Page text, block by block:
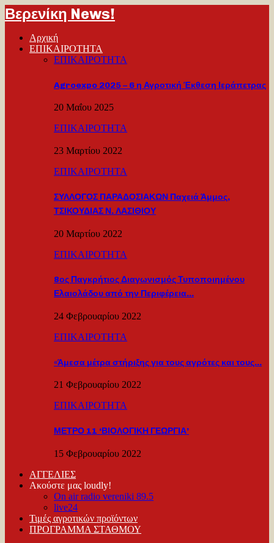
Βερενίκη News!
Αρχική
ΕΠΙΚΑΙΡΟΤΗΤΑ
ΕΠΙΚΑΙΡΟΤΗΤΑ
Agroexpo 2025 – 6 η Αγροτική Έκθεση Ιεράπετρας
20 Μαΐου 2025
ΕΠΙΚΑΙΡΟΤΗΤΑ
23 Μαρτίου 2022
ΕΠΙΚΑΙΡΟΤΗΤΑ
ΣΥΛΛΟΓΟΣ ΠΑΡΑΔΟΣΙΑΚΩΝ Παχειά Άμμος,
ΤΣΙΚΟΥΔΙΑΣ Ν. ΛΑΣΙΘΙΟΥ
20 Μαρτίου 2022
ΕΠΙΚΑΙΡΟΤΗΤΑ
8ος Παγκρήτιος Διαγωνισμός Τυποποιημένου
Ελαιολάδου από την Περιφέρεια…
24 Φεβρουαρίου 2022
ΕΠΙΚΑΙΡΟΤΗΤΑ
«Άμεσα μέτρα στήριξης για τους αγρότες και τους…
21 Φεβρουαρίου 2022
ΕΠΙΚΑΙΡΟΤΗΤΑ
ΜΕΤΡΟ 11 ‘ΒΙΟΛΟΓΙΚΗ ΓΕΩΡΓΙΑ’
15 Φεβρουαρίου 2022
ΑΓΓΕΛΙΕΣ
Ακούστε μας loudly!
On air radio vereniki 89.5
live24
Τιμές αγροτικών προϊόντων
ΠΡΟΓΡΑΜΜΑ ΣΤΑΘΜΟΥ